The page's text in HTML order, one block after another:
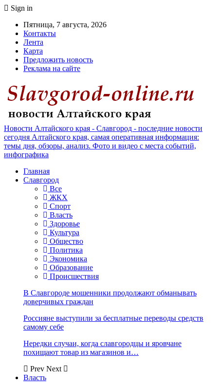
Sign in
Пятница, 7 августа, 2026
Контакты
Лента
Карта
Предложить новость
Реклама на сайте
Новости Алтайского края - Славгород - последние новости
сегодня Алтайского края, самая оперативная информация:
темы дня, обзоры, анализ. Фото и видео с места событий,
инфографика
Главная
Славгород
Все
ЖКХ
Спорт
Власть
Здоровье
Культура
Общество
Политика
Экономика
Образование
Происшествия
В Славгороде мошенники продолжают обманывать
доверчивых граждан
Россияне выступили за бесплатные переводы средств
самому себе
Нередки случаи, когда славгородцы и яровчане
похищают товар из магазинов и…
Prev Next
Власть